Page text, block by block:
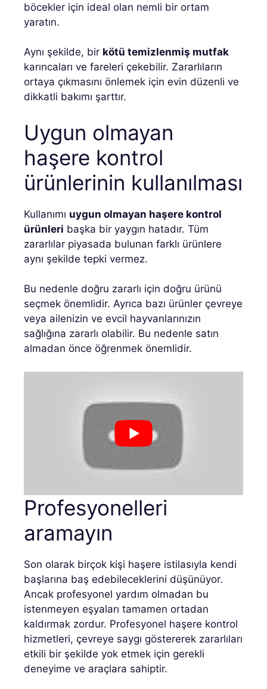
böcekler için ideal olan nemli bir ortam
yaratın.
Aynı şekilde, bir kötü temizlenmiş mutfak
karıncaları ve fareleri çekebilir. Zararlıların
ortaya çıkmasını önlemek için evin düzenli ve
dikkatli bakımı şarttır.
Uygun olmayan
haşere kontrol
ürünlerinin kullanılması
Kullanımı uygun olmayan haşere kontrol
ürünleri başka bir yaygın hatadır. Tüm
zararlılar piyasada bulunan farklı ürünlere
aynı şekilde tepki vermez.
Bu nedenle doğru zararlı için doğru ürünü
seçmek önemlidir. Ayrıca bazı ürünler çevreye
veya ailenizin ve evcil hayvanlarınızın
sağlığına zararlı olabilir. Bu nedenle satın
almadan önce öğrenmek önemlidir.
Profesyonelleri
aramayın
Son olarak birçok kişi haşere istilasıyla kendi
başlarına baş edebileceklerini düşünüyor.
Ancak profesyonel yardım olmadan bu
istenmeyen eşyaları tamamen ortadan
kaldırmak zordur. Profesyonel haşere kontrol
hizmetleri, çevreye saygı göstererek zararlıları
etkili bir şekilde yok etmek için gerekli
deneyime ve araçlara sahiptir.